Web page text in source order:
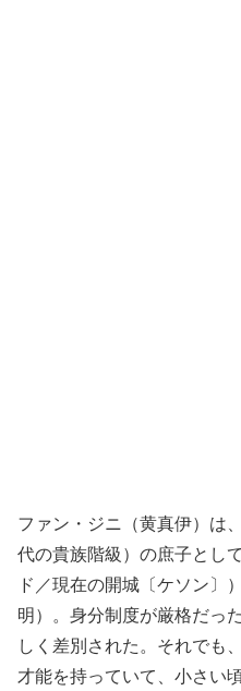
ファン・ジニ（黄真伊）は
代の貴族階級）の庶子とし
ド／現在の開城〔ケソン〕
明）。身分制度が厳格だっ
しく差別された。それでも
才能を持っていて、小さい